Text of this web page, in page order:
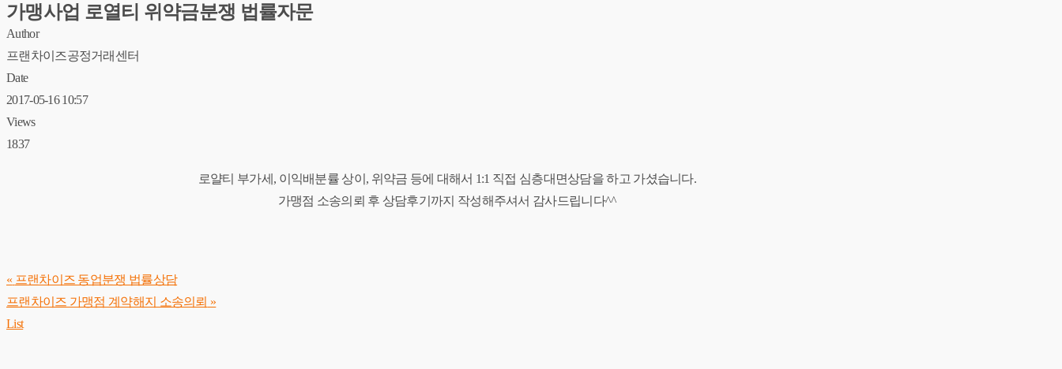
가맹사업 로열티 위약금분쟁 법률자문
Author
프랜차이즈공정거래센터
Date
2017-05-16 10:57
Views
1837
로얄티 부가세, 이익배분률 상이, 위약금 등에 대해서 1:1 직접 심층대면상담을 하고 가셨습니다.
가맹점 소송의뢰 후 상담후기까지 작성해주셔서 감사드립니다^^
« 프랜차이즈 동업분쟁 법률상담
프랜차이즈 가맹점 계약해지 소송의뢰 »
List